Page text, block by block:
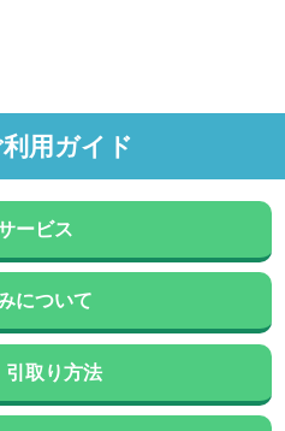
用ガイド
ービス
について
引取り方法